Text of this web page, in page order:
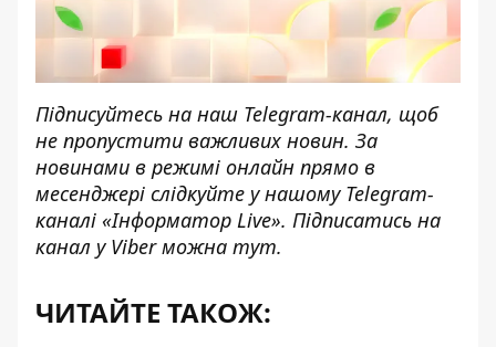
Підписуйтесь на наш Telegram-канал, щоб
не пропустити важливих новин. За
новинами в режимі онлайн прямо в
месенджері слідкуйте у нашому Telegram-
каналі «Інформатор Live». Підписатись на
канал у Viber можна тут.
ЧИТАЙТЕ ТАКОЖ: